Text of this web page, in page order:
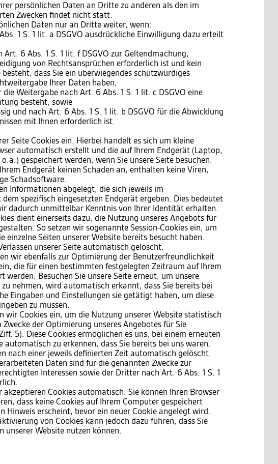
persönlichen Daten an Dritte zu anderen als den im
Zwecken findet nicht statt.
Daten nur an Dritte weiter, wenn:
1 S. 1 lit. a DSGVO ausdrückliche Einwilligung dazu erteilt
Art. 6 Abs. 1 S. 1 lit. f DSGVO zur Geltendmachung,
von Rechtsansprüchen erforderlich ist und kein
dass Sie ein überwiegendes schutzwürdiges
Ihrer Daten haben,
Weitergabe nach Art. 6 Abs. 1 S. 1 lit. c DSGVO eine
besteht, sowie
und nach Art. 6 Abs. 1 S. 1 lit. b DSGVO für die Abwicklung
mit Ihnen erforderlich ist.
Seite Cookies ein. Hierbei handelt es sich um kleine
automatisch erstellt und die auf Ihrem Endgerät (Laptop,
gespeichert werden, wenn Sie unsere Seite besuchen.
Endgerät keinen Schaden an, enthalten keine Viren,
Schadsoftware.
Informationen abgelegt, die sich jeweils im
spezifisch eingesetzten Endgerät ergeben. Dies bedeutet
dadurch unmittelbar Kenntnis von Ihrer Identität erhalten.
dient einerseits dazu, die Nutzung unseres Angebots für
So setzen wir sogenannte Session-Cookies ein, um
einzelne Seiten unserer Website bereits besucht haben.
unserer Seite automatisch gelöscht.
wir ebenfalls zur Optimierung der Benutzerfreundlichkeit
die für einen bestimmten festgelegten Zeitraum auf Ihrem
werden. Besuchen Sie unsere Seite erneut, um unsere
nehmen, wird automatisch erkannt, dass Sie bereits bei
Eingaben und Einstellungen sie getätigt haben, um diese
zu müssen.
wir Cookies ein, um die Nutzung unserer Website statistisch
Zwecke der Optimierung unseres Angebotes für Sie
5). Diese Cookies ermöglichen es uns, bei einem erneuten
automatisch zu erkennen, dass Sie bereits bei uns waren.
nach einer jeweils definierten Zeit automatisch gelöscht.
Daten sind für die genannten Zwecke zur
Interessen sowie der Dritter nach Art. 6 Abs. 1 S. 1
akzeptieren Cookies automatisch. Sie können Ihren Browser
dass keine Cookies auf Ihrem Computer gespeichert
Hinweis erscheint, bevor ein neuer Cookie angelegt wird.
von Cookies kann jedoch dazu führen, dass Sie
unserer Website nutzen können.